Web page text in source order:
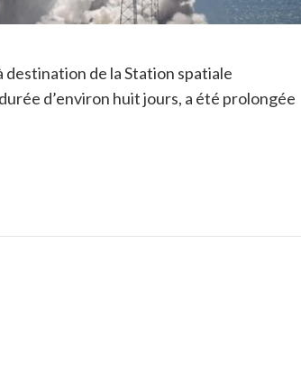
destination de la Station spatiale
d’environ huit jours, a été prolongée